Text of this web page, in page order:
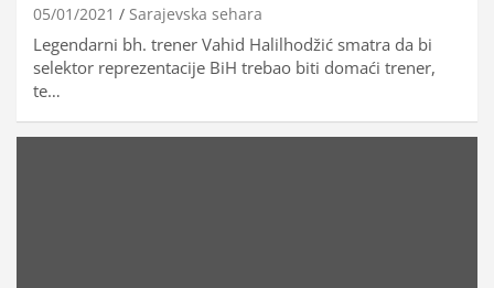
05/01/2021 Sarajevska sehara
Legendarni bh. trener Vahid Halilhodžić smatra da bi
selektor reprezentacije BiH trebao biti domaći trener,
te…